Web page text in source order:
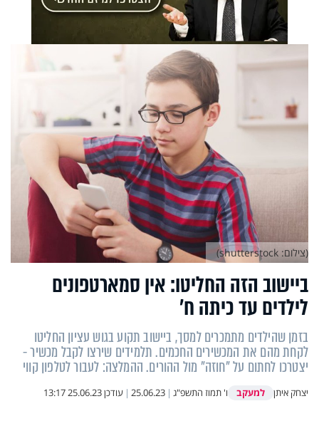
ביישוב הזה החליטו: אין סמארטפונים
לילדים עד כיתה ח'
בזמן שהילדים מתמכרים למסך, ביישוב תקוע בגוש עציון החליטו
לקחת מהם את המכשירים החכמים. תלמידים שירצו לקבל מכשיר -
יצטרכו לחתום על "חוזה" מול ההורים. ההמלצה: לעבור לטלפון קווי
יצחק איתן למעקב ו' תמוז התשפ"ג |
25.06.23
| עודכן25.06.23 13:17
(צילום: shutterstock)